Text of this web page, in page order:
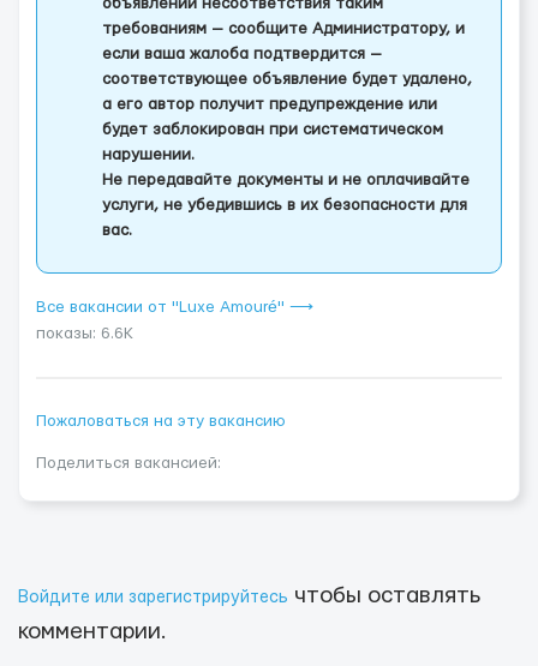
объявлении несоответствия таким
требованиям — сообщите Администратору, и
если ваша жалоба подтвердится —
соответствующее объявление будет удалено,
а его автор получит предупреждение или
будет заблокирован при систематическом
нарушении.
Не передавайте документы и не оплачивайте
услуги, не убедившись в их безопасности для
вас.
Все вакансии от "Luxe Amouré" ⟶
показы: 6.6K
Пожаловаться на эту вакансию
Поделиться вакансией:
Войдите или зарегистрируйтесь чтобы оставлять
комментарии.